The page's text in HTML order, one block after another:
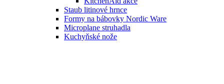
Staub litinové hrnce
Formy na bábovky Nordic Ware
Microplane struhadla
Kuchyňské nože